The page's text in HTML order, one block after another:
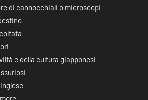
di cannocchiali o microscopi
e della cultura giapponesi